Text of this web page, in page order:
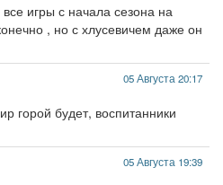
игры с начала сезона на
, но с хлусевичем даже он
05 Августа 20:17
горой будет, воспитанники
05 Августа 19:39